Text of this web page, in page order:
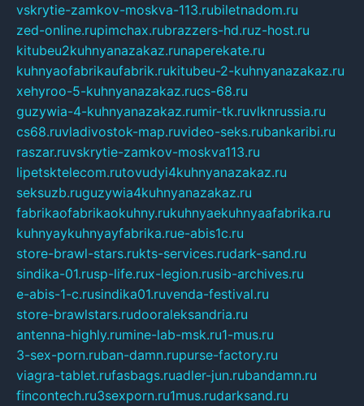
vskrytie-zamkov-moskva-113.rubiletnadom.ru
zed-online.rupimchax.rubrazzers-hd.ruz-host.ru
kitubeu2kuhnyanazakaz.runaperekate.ru
kuhnyaofabrikaufabrik.rukitubeu-2-kuhnyanazakaz.ru
xehyroo-5-kuhnyanazakaz.rucs-68.ru
guzywia-4-kuhnyanazakaz.rumir-tk.ruvlknrussia.ru
cs68.ruvladivostok-map.ruvideo-seks.rubankaribi.ru
raszar.ruvskrytie-zamkov-moskva113.ru
lipetsktelecom.rutovudyi4kuhnyanazakaz.ru
seksuzb.ruguzywia4kuhnyanazakaz.ru
fabrikaofabrikaokuhny.rukuhnyaekuhnyaafabrika.ru
kuhnyaykuhnyayfabrika.rue-abis1c.ru
store-brawl-stars.rukts-services.rudark-sand.ru
sindika-01.rusp-life.rux-legion.rusib-archives.ru
e-abis-1-c.rusindika01.ruvenda-festival.ru
store-brawlstars.rudooraleksandria.ru
antenna-highly.rumine-lab-msk.ru1-mus.ru
3-sex-porn.ruban-damn.rupurse-factory.ru
viagra-tablet.rufasbags.ruadler-jun.rubandamn.ru
fincontech.ru3sexporn.ru1mus.rudarksand.ru